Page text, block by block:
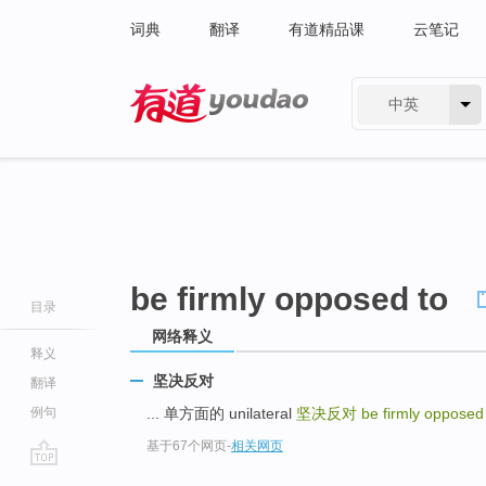
词典 翻译 有道精品课 云笔记
中英
目录
释义
翻译
例句
be firmly opposed to
网络释义
坚决反对
... 单方面的 unilateral 坚决反对 be firmly
基于67个网页-相关网页